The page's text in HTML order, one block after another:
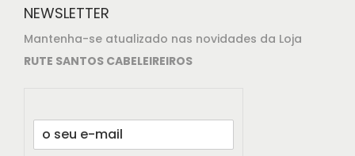
NEWSLETTER
Mantenha-se atualizado nas novidades da Loja
RUTE SANTOS CABELEIREIROS
E
m